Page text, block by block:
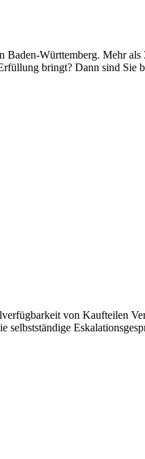
Württemberg. Mehr
bringt? Dann sind Sie
von Kaufteilen